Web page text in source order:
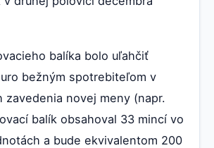
balíka bolo uľahčiť
bežným spotrebiteľom v
zavedenia novej meny (napr.
balík obsahoval 33 mincí vo
a bude ekvivalentom 200